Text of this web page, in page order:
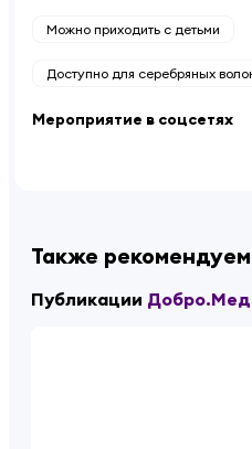
Можно приходить с детьми
Доступно для серебряных
Мероприятие в соцсетях
Также рекомендуем
Публикации